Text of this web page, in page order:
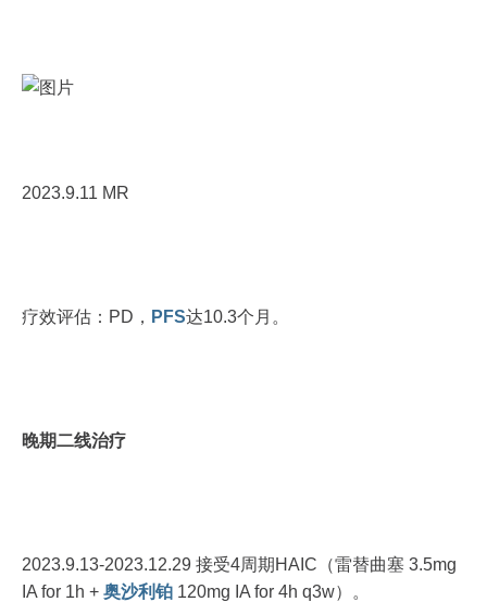
2023.9.11 MR
疗效评估：PD， PFS达10.3个月。
晚期二线治疗
2023.9.13-2023.12.29 接受4周期HAIC（雷替曲塞 3.5mg
IA for 1h + 奥沙利铂 120mg IA for 4h q3w）。